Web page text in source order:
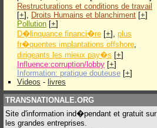
Restructurations et conditions de travail
[+], Droits Humains et blanchiment [+]
Pollution [+]
D�linquance financi�re [+], plus
fr�quentes implantations offshore,
dirigeants les mieux pay�s [+]
Influence:corruption/lobby [+]
Information: pratique douteuse [+]
Videos - livres
TRANSNATIONALE.ORG
Site d'information ind�pendant et gratuit sur
les grandes entreprises.